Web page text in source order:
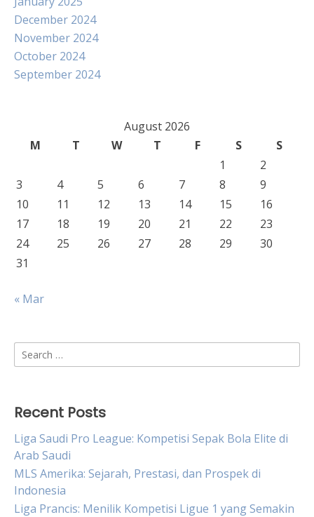
December 2024
November 2024
October 2024
September 2024
August 2026
M
T W T F S
S
1
2
3
4 5 6 7 8
9
10
11 12 13 14 15
16
17
18 19 20 21 22
23
24
25 26 27 28 29
30
31
« Mar
Search
for:
Recent Posts
Liga Saudi Pro League: Kompetisi Sepak Bola Elite di
Arab Saudi
MLS Amerika: Sejarah, Prestasi, dan Prospek di
Indonesia
Liga Prancis: Menilik Kompetisi Ligue 1 yang Semakin